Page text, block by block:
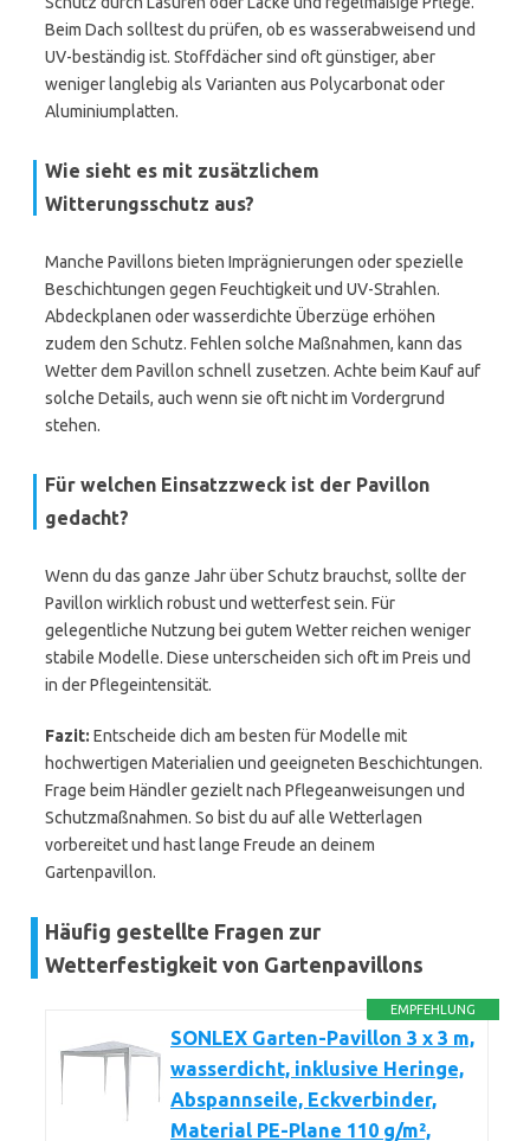
Beim Dach solltest du prüfen, ob es wasserabweisend und
UV-beständig ist. Stoffdächer sind oft günstiger, aber
weniger langlebig als Varianten aus Polycarbonat oder
Aluminiumplatten.
Wie sieht es mit zusätzlichem
Witterungsschutz aus?
Manche Pavillons bieten Imprägnierungen oder spezielle
Beschichtungen gegen Feuchtigkeit und UV-Strahlen.
Abdeckplanen oder wasserdichte Überzüge erhöhen
zudem den Schutz. Fehlen solche Maßnahmen, kann das
Wetter dem Pavillon schnell zusetzen. Achte beim Kauf auf
solche Details, auch wenn sie oft nicht im Vordergrund
stehen.
Für welchen Einsatzzweck ist der Pavillon
gedacht?
Wenn du das ganze Jahr über Schutz brauchst, sollte der
Pavillon wirklich robust und wetterfest sein. Für
gelegentliche Nutzung bei gutem Wetter reichen weniger
stabile Modelle. Diese unterscheiden sich oft im Preis und
in der Pflegeintensität.
Fazit: Entscheide dich am besten für Modelle mit
hochwertigen Materialien und geeigneten Beschichtungen.
Frage beim Händler gezielt nach Pflegeanweisungen und
Schutzmaßnahmen. So bist du auf alle Wetterlagen
vorbereitet und hast lange Freude an deinem
Gartenpavillon.
Häufig gestellte Fragen zur
Wetterfestigkeit von Gartenpavillons
EMPFEHLUNG
SONLEX Garten-Pavillon 3 x 3 m,
wasserdicht, inklusive Heringe,
Abspannseile, Eckverbinder,
Material PE-Plane 110 g/m²,